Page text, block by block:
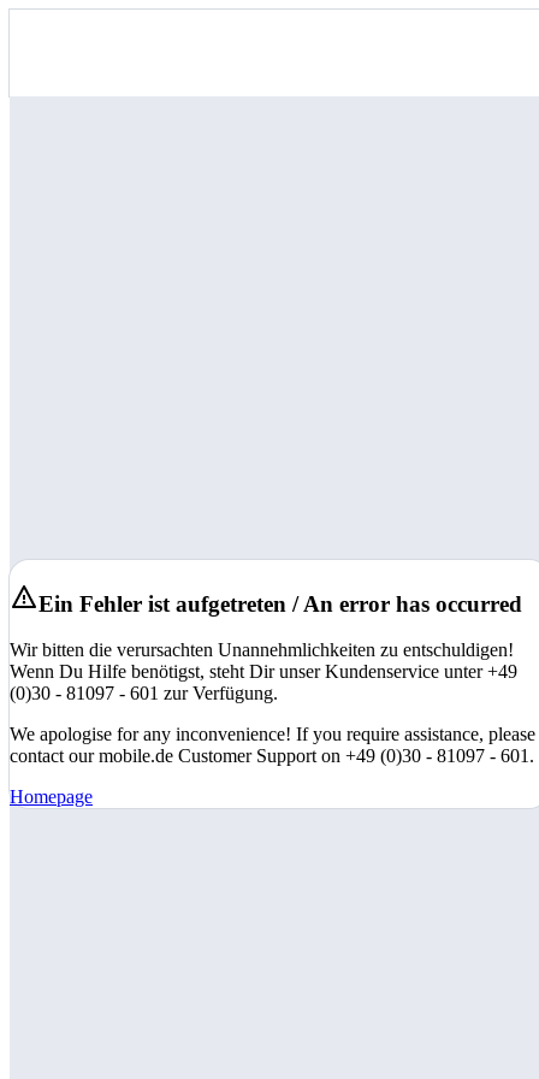
Ein Fehler ist aufgetreten / An error has occurred
Wir bitten die verursachten Unannehmlichkeiten zu entschuldigen!
Wenn Du Hilfe benötigst, steht Dir unser Kundenservice unter +49
(0)30 - 81097 - 601 zur Verfügung.
We apologise for any inconvenience! If you require assistance, please
contact our mobile.de Customer Support on +49 (0)30 - 81097 - 601.
Homepage